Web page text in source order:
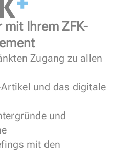
mit Ihrem ZFK-
Zugang zu allen
und das digitale
und
mit den